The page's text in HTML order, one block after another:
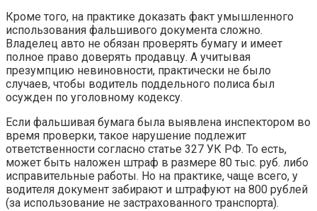
Кроме того, на практике доказать факт умышленного
использования фальшивого документа сложно.
Владелец авто не обязан проверять бумагу и имеет
полное право доверять продавцу. А учитывая
презумпцию невиновности, практически не было
случаев, чтобы водитель поддельного полиса был
осужден по уголовному кодексу.
Если фальшивая бумага была выявлена инспектором во
время проверки, такое нарушение подлежит
ответственности согласно статье 327 УК РФ. То есть,
может быть наложен штраф в размере 80 тыс. руб. либо
исправительные работы. Но на практике, чаще всего, у
водителя документ забирают и штрафуют на 800 рублей
(за использование не застрахованного транспорта).